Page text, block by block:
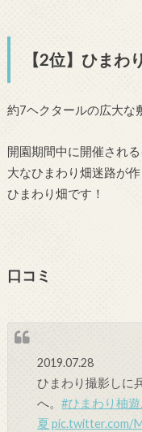
【2位】ひまわ
約7ヘクタールの広大な
開園期間中に開催され
大なひまわり畑迷路が
ひまわり畑です！
口コミ
2019.07.28
ひまわり撮影しに
へ。#ひまわり柚遊
夏 pic.twitter.com/